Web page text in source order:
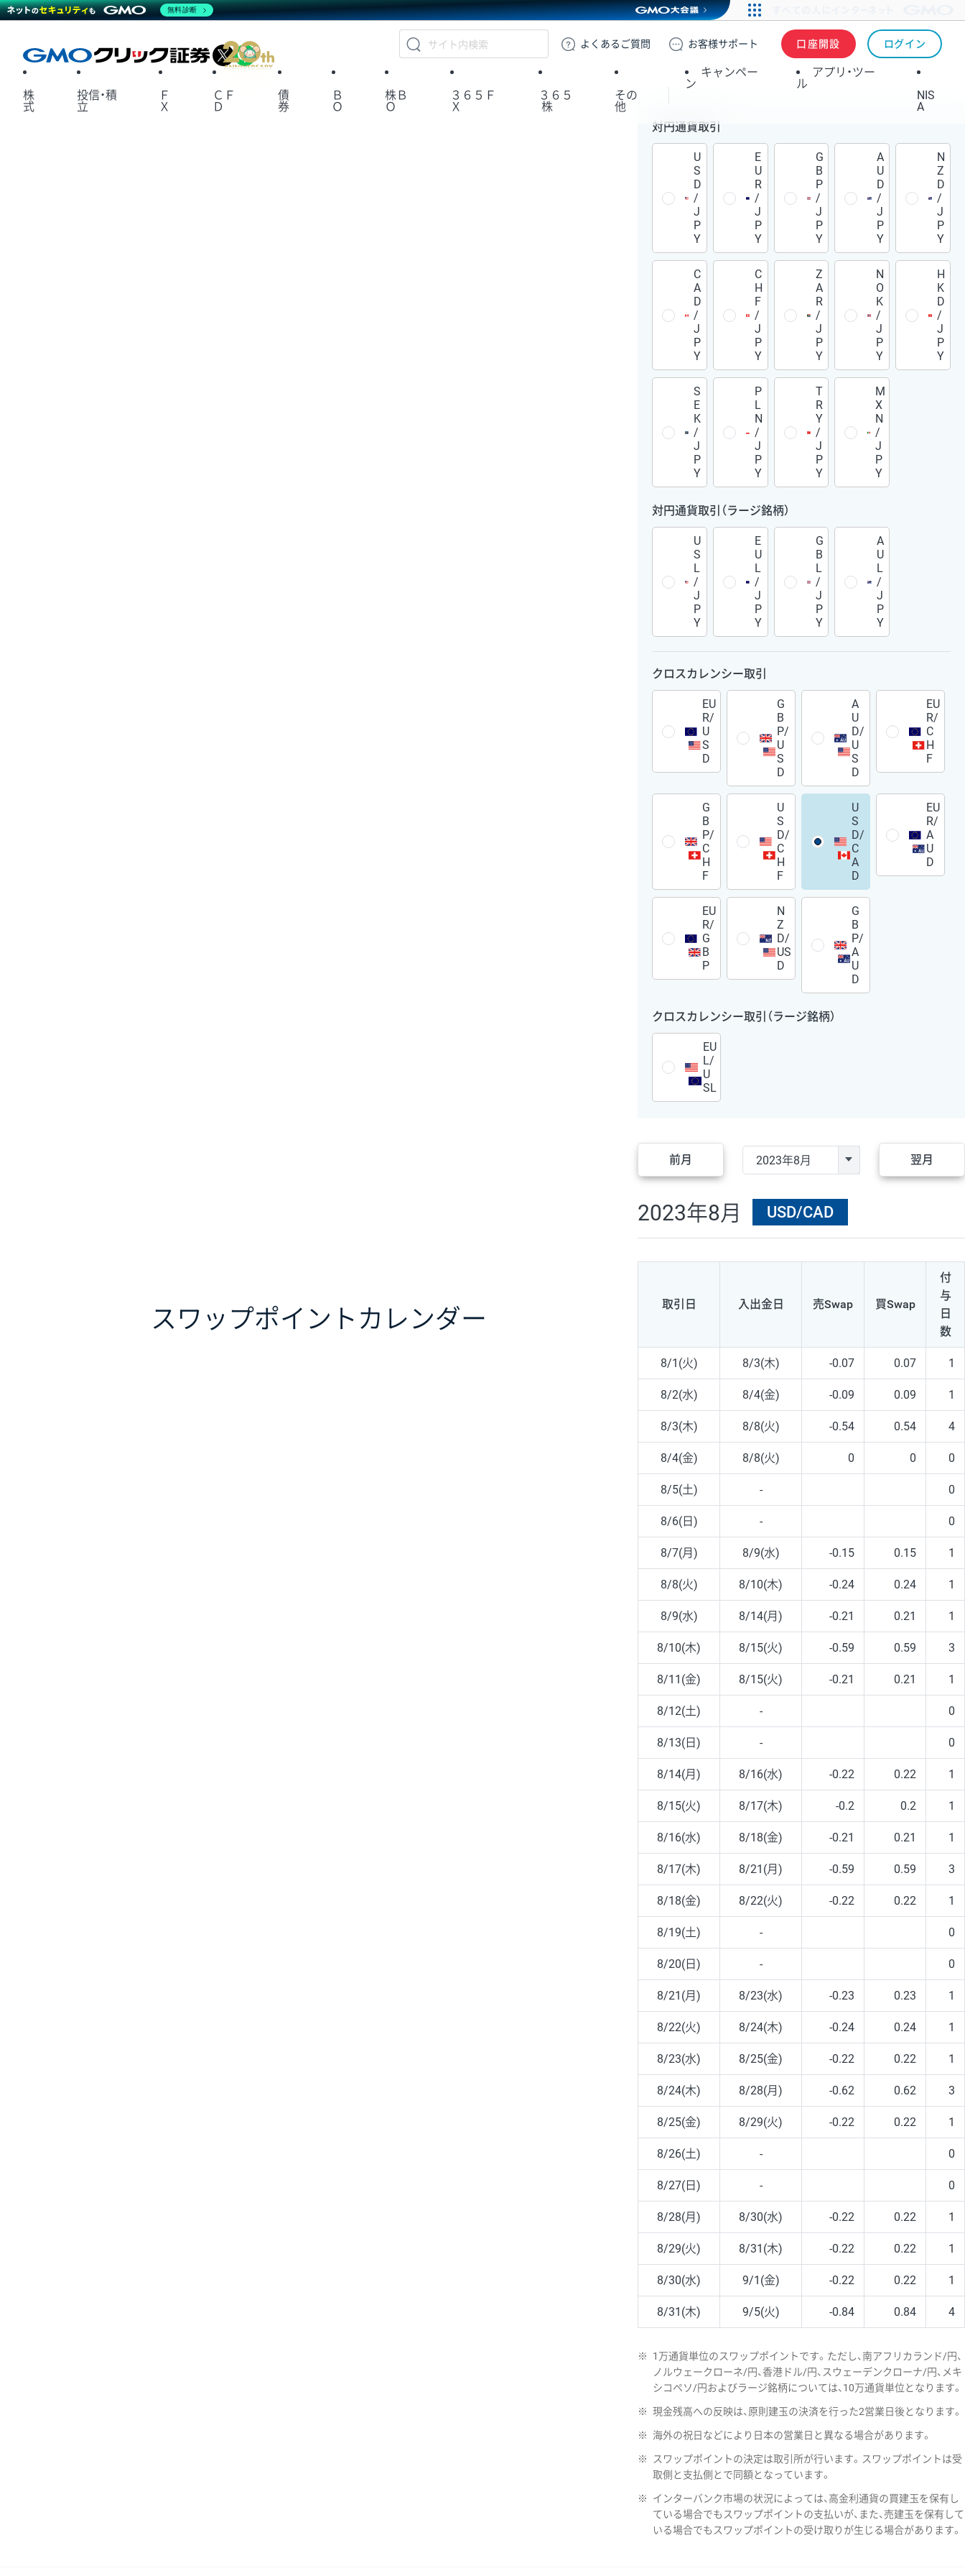
GMOクリック証券
よくある ご質問 お客様サポート 口座開設 ログイン
X
株
式
投信・積
立
Ｆ
Ｘ
ＣＦ
Ｄ
債
券
Ｂ
Ｏ
株Ｂ
Ｏ
３６５Ｆ
Ｘ
３６５
株
その
他
キャンペー
ン
アプリ・ツー
ル
NIS
A
スワップポイント カレンダー
対円通貨取引
U
S
D
/
J
P
Y
E
U
R
/
J
P
Y
G
B
P
/
J
P
Y
A
U
D
/
J
P
Y
N
Z
D
/
J
P
Y
C
A
D
/
J
P
Y
C
H
F
/
J
P
Y
Z
A
R
/
J
P
Y
N
O
K
/
J
P
Y
H
K
D
/
J
P
Y
S
E
K
/
J
P
Y
P
L
N
/
J
P
Y
T
R
Y
/
J
P
Y
M
X
N
/
J
P
Y
対円通貨取引（ラージ銘柄）
U
S
L
/
J
P
Y
E
U
L
/
J
P
Y
G
B
L
/
J
P
Y
A
U
L
/
J
P
Y
クロスカレンシー取引
EU
R/
U
S
D
G
B
P/
U
S
D
A
U
D/
U
S
D
EU
R/
C
H
F
G
B
P/
C
H
F
U
S
D/
C
H
F
U
S
D/
C
A
D
EU
R/
A
U
D
EU
R/
G
B
P
N
Z
D/
US
D
G
B
P/
A
U
D
クロスカレンシー取引（ラージ銘柄）
EU
L/
U
SL
前月 翌月
2023年8月 USD/CAD
取引日 入出金日 売Swap 買Swap
付
与
日
数
8/1(火) 8/3(木) -0.07 0.07 1
8/2(水) 8/4(金) -0.09 0.09 1
8/3(木) 8/8(火) -0.54 0.54 4
8/4(金) 8/8(火) 0 0 0
8/5(土) - 0
8/6(日) - 0
8/7(月) 8/9(水) -0.15 0.15 1
8/8(火) 8/10(木) -0.24 0.24 1
8/9(水) 8/14(月) -0.21 0.21 1
8/10(木) 8/15(火) -0.59 0.59 3
8/11(金) 8/15(火) -0.21 0.21 1
8/12(土) - 0
8/13(日) - 0
8/14(月) 8/16(水) -0.22 0.22 1
8/15(火) 8/17(木) -0.2 0.2 1
8/16(水) 8/18(金) -0.21 0.21 1
8/17(木) 8/21(月) -0.59 0.59 3
8/18(金) 8/22(火) -0.22 0.22 1
8/19(土) - 0
8/20(日) - 0
8/21(月) 8/23(水) -0.23 0.23 1
8/22(火) 8/24(木) -0.24 0.24 1
8/23(水) 8/25(金) -0.22 0.22 1
8/24(木) 8/28(月) -0.62 0.62 3
8/25(金) 8/29(火) -0.22 0.22 1
8/26(土) - 0
8/27(日) - 0
8/28(月) 8/30(水) -0.22 0.22 1
8/29(火) 8/31(木) -0.22 0.22 1
8/30(水) 9/1(金) -0.22 0.22 1
8/31(木) 9/5(火) -0.84 0.84 4
※
1万通貨単位のスワップポイントです。ただし、南アフリカランド/円、
ノルウェークローネ/円、香港ドル/円、スウェーデンクローナ/円、メキ
シコペソ/円およびラージ銘柄については、10万通貨単位となります。
※ 現金残高への反映は、原則建玉の決済を行った2営業日後となります。
※ 海外の祝日などにより日本の営業日と異なる場合があります。
※
スワップポイントの決定は取引所が行います。スワップポイントは受
取側と支払側とで同額となっています。
※
インターバンク市場の状況によっては、高金利通貨の買建玉を保有し
ている場合でもスワップポイントの支払いが、また、売建玉を保有して
いる場合でもスワップポイントの受け取りが生じる場合があります。
無料診断